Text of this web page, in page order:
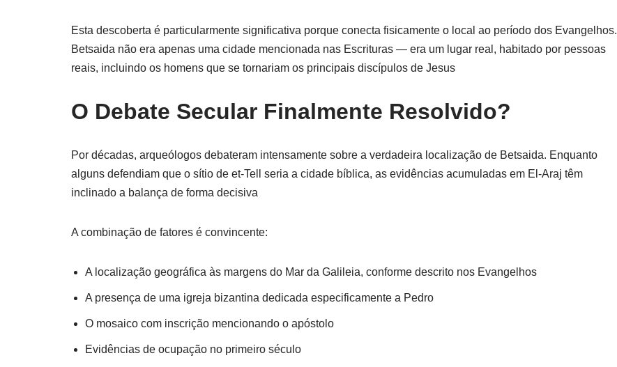
Esta descoberta é particularmente significativa porque conecta fisicamente o local ao período dos Evangelhos.
Betsaida não era apenas uma cidade mencionada nas Escrituras — era um lugar real, habitado por pessoas
reais, incluindo os homens que se tornariam os principais discípulos de Jesus
O Debate Secular Finalmente Resolvido?
Por décadas, arqueólogos debateram intensamente sobre a verdadeira localização de Betsaida. Enquanto
alguns defendiam que o sítio de et-Tell seria a cidade bíblica, as evidências acumuladas em El-Araj têm
inclinado a balança de forma decisiva
A combinação de fatores é convincente:
A localização geográfica às margens do Mar da Galileia, conforme descrito nos Evangelhos
A presença de uma igreja bizantina dedicada especificamente a Pedro
O mosaico com inscrição mencionando o apóstolo
Evidências de ocupação no primeiro século